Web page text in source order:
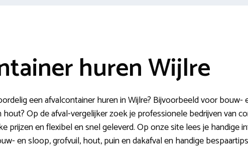
huren Wijlre
een afvalcontainer huren in Wijlre? Bijvoorbeeld voor
Op de afval-vergelijker zoek je professionele bedrijven van
prijzen en flexibel en snel geleverd. Op onze site lees je handige
en sloop, grofvuil, hout, puin en dakafval en handige